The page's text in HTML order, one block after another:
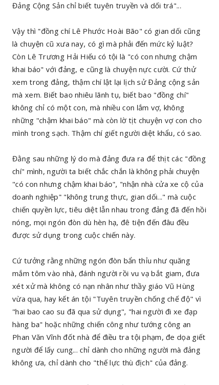
Đảng Cộng Sản chỉ biết tuyên truyền và dối trá"...
Vậy thì "đồng chí Lê Phước Hoài Bão" có gian dối cũng
là chuyện cũ xưa nay, có gì mà phải đến mức kỷ luật?
Còn Lê Trương Hải Hiếu có tội là "có con nhưng chậm
khai báo" với đảng, e cũng là chuyện nực cười. Cứ thử
xem trong đảng, thậm chí lật lại lịch sử Đảng cộng sản
mà xem. Biết bao nhiêu lãnh tụ, biết bao "đồng chí"
không chỉ có một con, mà nhiều con lắm vợ, không
những "chậm khai báo" mà còn lờ tịt chuyện vợ con cho
mình trong sạch. Thậm chí giết người diệt khẩu, có sao.
Đằng sau những lý do mà đảng đưa ra để thịt các "đồng
chí" mình, người ta biết chắc chắn là không phải chuyện
"có con nhưng chậm khai báo", "nhận nhà cửa xe cộ của
doanh nghiệp" "không trung thực, gian dối..." mà cuộc
chiến quyền lực, tiêu diệt lẫn nhau trong đảng đã đến hồi
nóng, mọi ngón đòn dù hèn hạ, đê tiện đến đâu đều
được sử dụng trong cuộc chiến này.
Cứ tưởng rằng những ngón đòn bẩn thỉu như quăng
mắm tôm vào nhà, đánh người rồi vu vạ bắt giam, đưa
xét xử mà không có nạn nhân như thầy giáo Vũ Hùng
vừa qua, hay kết án tội "Tuyên truyền chống chế độ" vì
"hai bao cao su đã qua sử dụng", "hai người đi xe đạp
hàng ba" hoặc những chiến công như tướng công an
Phan Văn Vĩnh đốt nhà để điều tra tội phạm, đe dọa giết
người để lấy cung... chỉ dành cho những người mà đảng
không ưa, chỉ dành cho "thế lực thù địch" của đảng.